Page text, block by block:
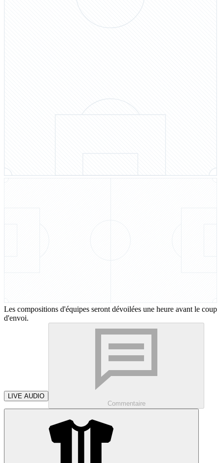
Les compositions d'équipes seront dévoilées une heure avant le coup
d'envoi.
LIVE AUDIO
Commentaire